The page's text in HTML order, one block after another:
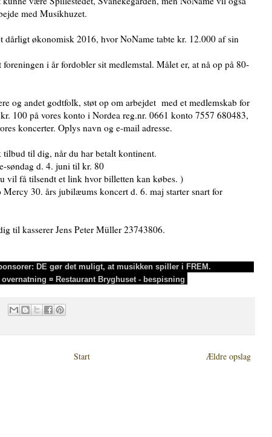
med Musikhuzet.
dårligt økonomisk 2016, hvor NoName tabte kr. 12.000 af sin
i år fordobler sit medlemstal. Målet er, at nå op på 80-
og andet godtfolk, støt op om arbejdet med et medlemskab for
100 på vores konto i Nordea reg.nr. 0661 konto 7557 680483,
koncerter. Oplys navn og e-mail adresse.
tilbud til dig, når du har betalt kontinent.
søndag d. 4. juni til kr. 80
vil få tilsendt et link hvor billetten kan købes. )
30. års jubilæums koncert d. 6. maj starter snart for
til kasserer Jens Peter Müller 23743806.
DE gør det muligt, at musikken spiller i FREM.
overnatning ¤ Restaurant Bryghuset - bespisning
Ældre opslag
Start